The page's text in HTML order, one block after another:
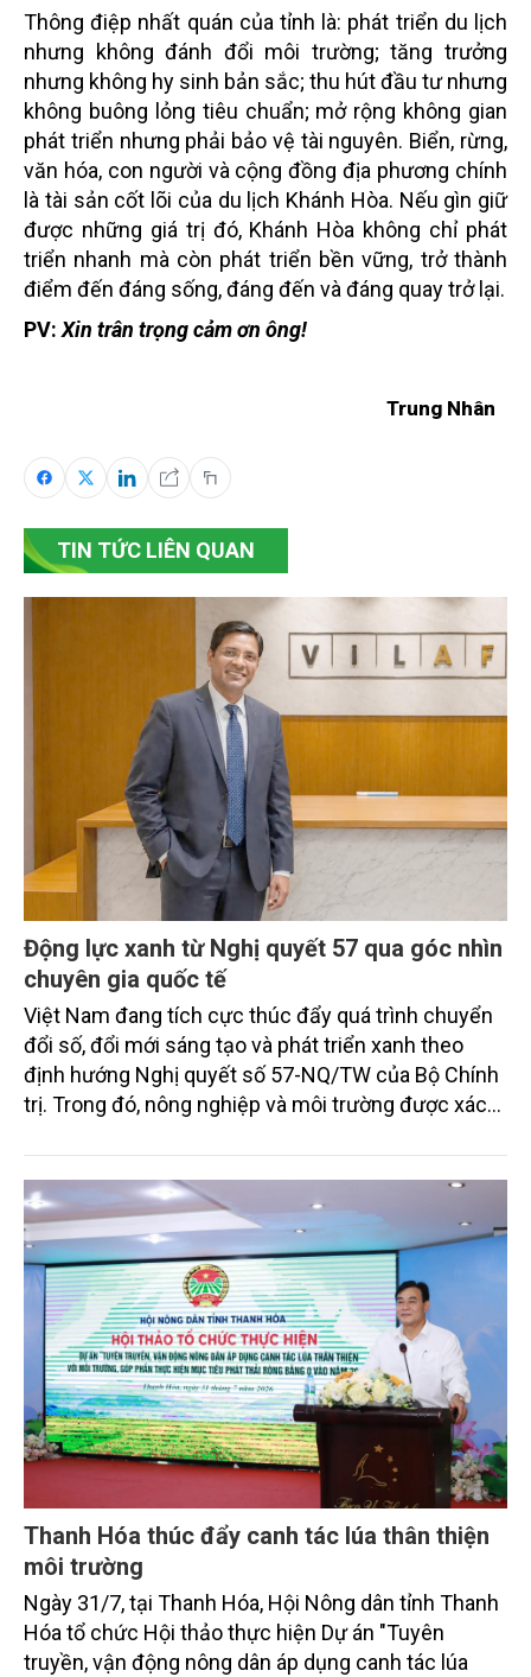
Thông điệp nhất quán của tỉnh là: phát triển du lịch
nhưng không đánh đổi môi trường; tăng trưởng
nhưng không hy sinh bản sắc; thu hút đầu tư nhưng
không buông lỏng tiêu chuẩn; mở rộng không gian
phát triển nhưng phải bảo vệ tài nguyên. Biển, rừng,
văn hóa, con người và cộng đồng địa phương chính
là tài sản cốt lõi của du lịch Khánh Hòa. Nếu gìn giữ
được những giá trị đó, Khánh Hòa không chỉ phát
triển nhanh mà còn phát triển bền vững, trở thành
điểm đến đáng sống, đáng đến và đáng quay trở lại.
PV: Xin trân trọng cảm ơn ông!
Trung Nhân
TIN TỨC LIÊN QUAN
Động lực xanh từ Nghị quyết 57 qua góc nhìn
chuyên gia quốc tế
Việt Nam đang tích cực thúc đẩy quá trình chuyển
đổi số, đổi mới sáng tạo và phát triển xanh theo
định hướng Nghị quyết số 57-NQ/TW của Bộ Chính
trị. Trong đó, nông nghiệp và môi trường được xác
sắc bởi các tiến bộ công nghệ và cam kết bền vững
toàn cầu, đặc biệt là mục tiêu đưa phát thải ròng
bằng 0 (Net-Zero) vào năm 2050.
Thanh Hóa thúc đẩy canh tác lúa thân thiện
môi trường
Ngày 31/7, tại Thanh Hóa, Hội Nông dân tỉnh Thanh
Hóa tổ chức Hội thảo thực hiện Dự án "Tuyên
truyền, vận động nông dân áp dụng canh tác lúa